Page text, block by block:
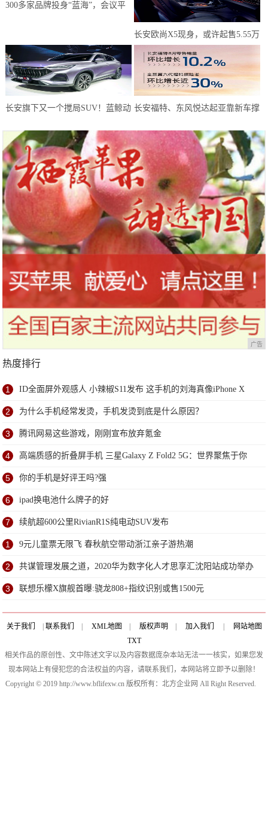
300多家品牌投身“蓝海”，会议平
长安欧尚X5现身，或许起售5.55万
元？年轻人有了新选择
长安旗下又一个搅局SUV！蓝鲸动 长安福特、东风悦达起亚靠新车撑
广告
热度排行
1 ID全面屏外观感人 小辣椒S11发布 这手机的刘海真像iPhone X
2 为什么手机经常发烫，手机发烫到底是什么原因？
3 腾讯网易这些游戏，刚刚宣布放弃氪金
4 高端质感的折叠屏手机 三星Galaxy Z Fold2 5G：世界聚焦于你
5 你的手机是好评王吗?强
6 ipad换电池什么牌子的好
7 续航超600公里RivianR1S纯电动SUV发布
1 9元儿童票无限飞 春秋航空带动浙江亲子游热潮
2 共谋管理发展之道，2020华为数字化人才思享汇沈阳站成功举办
3 联想乐檬X旗舰首曝:骁龙808+指纹识别或售1500元
关于我们 | 联系我们 | XML地图 | 版权声明 | 加入我们 |
网站地图
TXT
相关作品的原创性、文中陈述文字以及内容数据庞杂本站无法一一核实，如果您发
现本网站上有侵犯您的合法权益的内容，请联系我们，本网站将立即予以删除！
Copyright © 2019 http://www.bflifexw.cn 版权所有：北方企业网 All Right Reserved.